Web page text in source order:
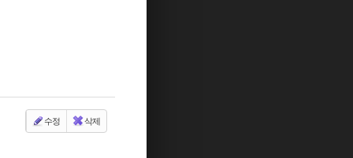
수정 삭제